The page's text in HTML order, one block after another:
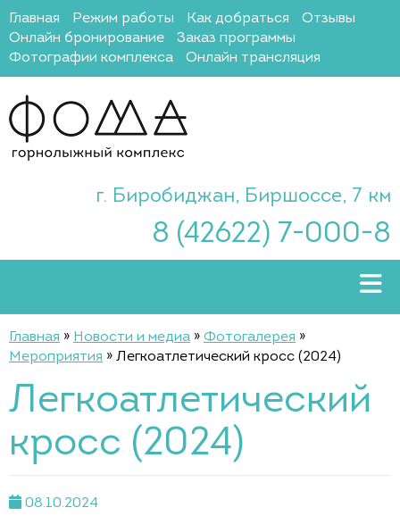
Главная Режим работы Как добраться
Отзывы
Онлайн бронирование
Заказ программы
Фотографии комплекса
Онлайн трансляция
г. Биробиджан, Биршоссе, 7 км
8 (42622) 7-000-8
Главная » Новости и медиа » Фотогалерея »
Мероприятия » Легкоатлетический кросс (2024)
Легкоатлетический
кросс (2024)
08.10.2024